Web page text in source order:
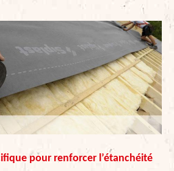
pour renforcer l’étanchéité